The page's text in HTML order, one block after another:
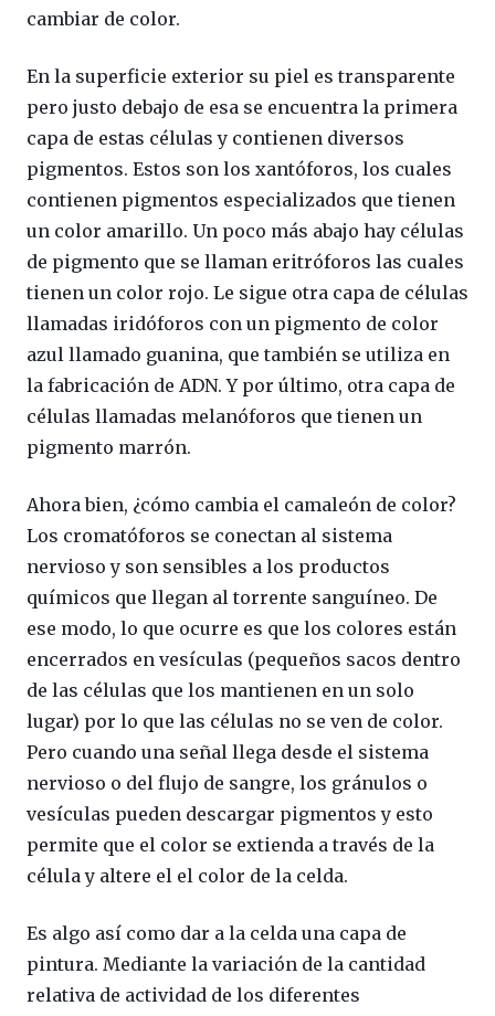
cambiar de color.
En la superficie exterior su piel es transparente
pero justo debajo de esa se encuentra la primera
capa de estas células y contienen diversos
pigmentos. Estos son los xantóforos, los cuales
contienen pigmentos especializados que tienen
un color amarillo. Un poco más abajo hay células
de pigmento que se llaman eritróforos las cuales
tienen un color rojo. Le sigue otra capa de células
llamadas iridóforos con un pigmento de color
azul llamado guanina, que también se utiliza en
la fabricación de ADN. Y por último, otra capa de
células llamadas melanóforos que tienen un
pigmento marrón.
Ahora bien, ¿cómo cambia el camaleón de color?
Los cromatóforos se conectan al sistema
nervioso y son sensibles a los productos
químicos que llegan al torrente sanguíneo. De
ese modo, lo que ocurre es que los colores están
encerrados en vesículas (pequeños sacos dentro
de las células que los mantienen en un solo
lugar) por lo que las células no se ven de color.
Pero cuando una señal llega desde el sistema
nervioso o del flujo de sangre, los gránulos o
vesículas pueden descargar pigmentos y esto
permite que el color se extienda a través de la
célula y altere el el color de la celda.
Es algo así como dar a la celda una capa de
pintura. Mediante la variación de la cantidad
relativa de actividad de los diferentes